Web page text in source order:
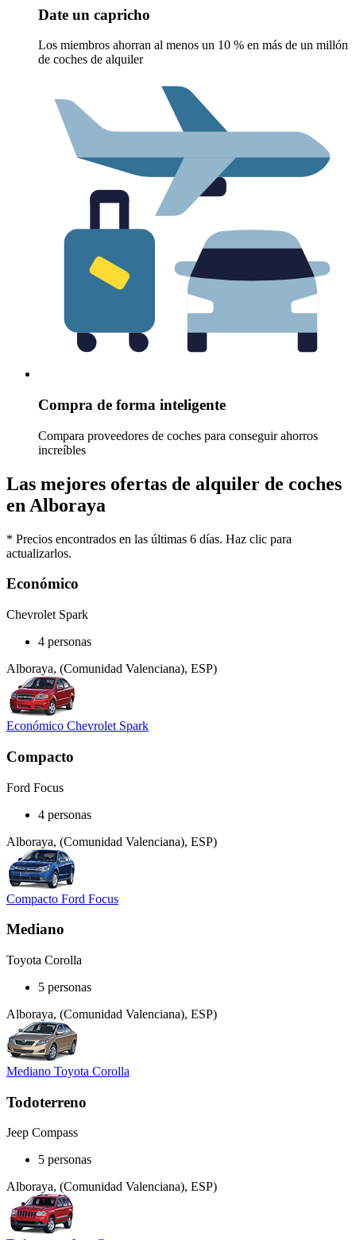
Date un capricho
Los miembros ahorran al menos un 10 % en más de un millón
de coches de alquiler
Compra de forma inteligente
Compara proveedores de coches para conseguir ahorros
increíbles
Las mejores ofertas de alquiler de coches
en Alboraya
* Precios encontrados en las últimas 6 días. Haz clic para
actualizarlos.
Económico
Chevrolet Spark
4 personas
Alboraya, (Comunidad Valenciana), ESP)
Económico Chevrolet Spark
Compacto
Ford Focus
4 personas
Alboraya, (Comunidad Valenciana), ESP)
Compacto Ford Focus
Mediano
Toyota Corolla
5 personas
Alboraya, (Comunidad Valenciana), ESP)
Mediano Toyota Corolla
Todoterreno
Jeep Compass
5 personas
Alboraya, (Comunidad Valenciana), ESP)